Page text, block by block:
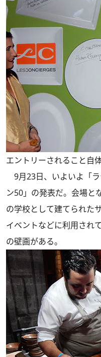
エントリーされること自
9月23日、いよいよ「
ン50」の発表だ。会場と
の学校として建てられた
イベントなどに利用され
の壁画がある。